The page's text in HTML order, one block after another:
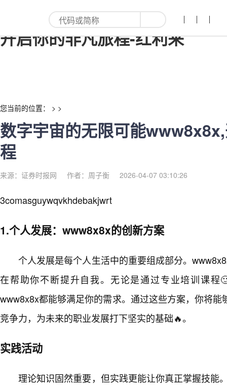
数字宇宙的无限可能www8x8x,
开启你的非凡旅程-红利来
您当前的位置： > >
数字宇宙的无限可能
程
来源：证券时报网 作者：周子衡 2026-04-07 03:10:26
3comasguywqvkhdebakjwrt
1.个人发展：www8x8x的创新方案
个人发展是每个人生活中的重要组成部分。
在帮助你不断提升自我。无论是通过专业培训课程
www8x8x都能够满足你的需求。通过这些方案，你将
竞争力，为未来的职业发展打下坚实的基础🔥。
实践活动
理论知识固然重要，但实践更能让你真正掌握技能